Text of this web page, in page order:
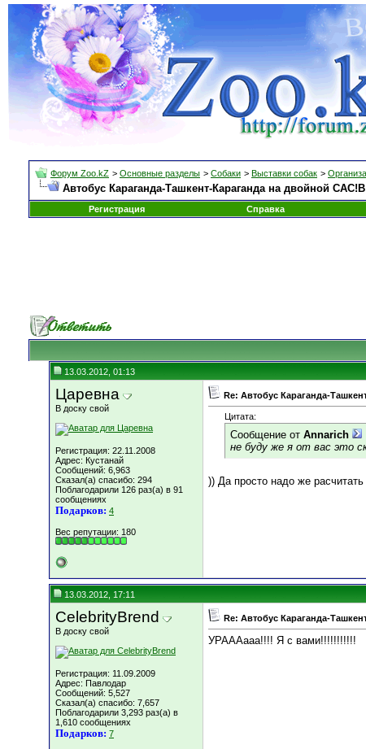
Форум Zoo.kZ > Основные разделы > Собаки > Выставки собак >
Автобус Караганда-Ташкент-Караганда на двойной
Регистрация
Справка
13.03.2012, 01:13
Царевна
В доску свой
Регистрация: 22.11.2008
Адрес: Кустанай
Сообщений: 6,963
Сказал(а) спасибо: 294
Поблагодарили 126 раз(а) в 91
сообщениях
Подарков: 4
Вес репутации: 180
Re: Автобус Караганда-
Цитата:
Сообщение от Annarich
не буду же я от вас это
)) Да просто надо же расчитать
13.03.2012, 17:11
CelebrityBrend
В доску свой
Регистрация: 11.09.2009
Адрес: Павлодар
Сообщений: 5,527
Сказал(а) спасибо: 7,657
Поблагодарили 3,293 раз(а) в
1,610 сообщениях
Подарков: 7
Re: Автобус Караганда-
УРАААааа!!!! Я с вами!!!!!!!!!!!